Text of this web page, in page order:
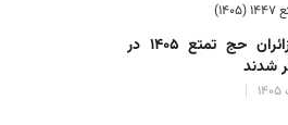
نخستین زائران حج تمتع ۱۴۰۵ در
شدند